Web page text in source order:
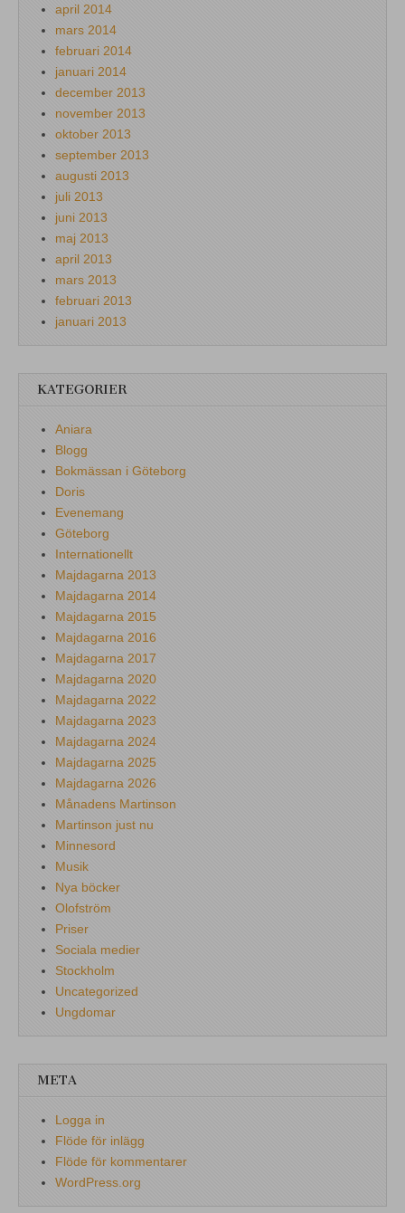
april 2014
mars 2014
februari 2014
januari 2014
december 2013
november 2013
oktober 2013
september 2013
augusti 2013
juli 2013
juni 2013
maj 2013
april 2013
mars 2013
februari 2013
januari 2013
KATEGORIER
Aniara
Blogg
Bokmässan i Göteborg
Doris
Evenemang
Göteborg
Internationellt
Majdagarna 2013
Majdagarna 2014
Majdagarna 2015
Majdagarna 2016
Majdagarna 2017
Majdagarna 2020
Majdagarna 2022
Majdagarna 2023
Majdagarna 2024
Majdagarna 2025
Majdagarna 2026
Månadens Martinson
Martinson just nu
Minnesord
Musik
Nya böcker
Olofström
Priser
Sociala medier
Stockholm
Uncategorized
Ungdomar
META
Logga in
Flöde för inlägg
Flöde för kommentarer
WordPress.org